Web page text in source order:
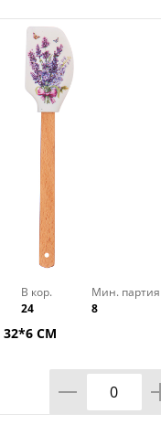
В кор.
24
Мин. партия
8
СМ